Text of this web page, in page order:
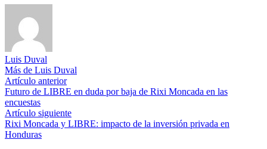
Luis Duval
Más de Luis Duval
Navegación
de
entradas
Artículo anteriorArtículo
anterior:
Futuro de LIBRE en duda por baja de Rixi Moncada en las
encuestas
Artículo siguienteArtículo
siguiente:
Rixi Moncada y LIBRE: impacto de la inversión privada en
Honduras